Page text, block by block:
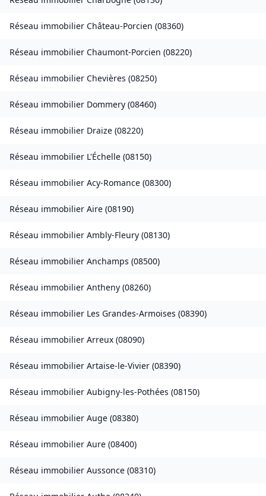
Réseau immobilier Château-Porcien (08360)
Réseau immobilier Chaumont-Porcien (08220)
Réseau immobilier Chevières (08250)
Réseau immobilier Dommery (08460)
Réseau immobilier Draize (08220)
Réseau immobilier L'Échelle (08150)
Réseau immobilier Acy-Romance (08300)
Réseau immobilier Aire (08190)
Réseau immobilier Ambly-Fleury (08130)
Réseau immobilier Anchamps (08500)
Réseau immobilier Antheny (08260)
Réseau immobilier Les Grandes-Armoises (08390)
Réseau immobilier Arreux (08090)
Réseau immobilier Artaise-le-Vivier (08390)
Réseau immobilier Aubigny-les-Pothées (08150)
Réseau immobilier Auge (08380)
Réseau immobilier Aure (08400)
Réseau immobilier Aussonce (08310)